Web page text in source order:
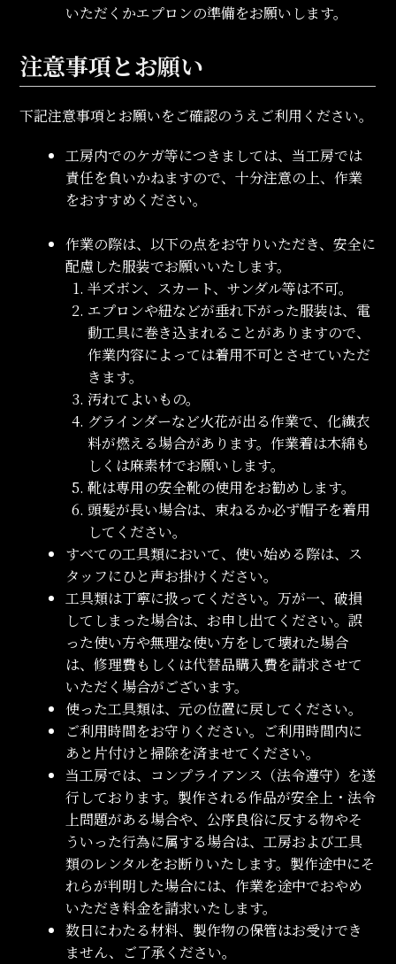
いただくかエプロンの準備をお願いします。
注意事項とお願い
下記注意事項とお願いをご確認のうえご利用ください。
工房内でのケガ等につきましては、当工房では
責任を負いかねますので、十分注意の上、作業
をおすすめください。
作業の際は、以下の点をお守りいただき、安全に
配慮した服装でお願いいたします。
半ズボン、スカート、サンダル等は不可。
エプロンや紐などが垂れ下がった服装は、電
動工具に巻き込まれることがありますので、
作業内容によっては着用不可とさせていただ
きます。
汚れてよいもの。
グラインダーなど火花が出る作業で、化繊衣
料が燃える場合があります。作業着は木綿も
しくは麻素材でお願いします。
靴は専用の安全靴の使用をお勧めします。
頭髪が長い場合は、束ねるか必ず帽子を着用
してください。
すべての工具類において、使い始める際は、ス
タッフにひと声お掛けください。
工具類は丁寧に扱ってください。万が一、破損
してしまった場合は、お申し出てください。誤
った使い方や無理な使い方をして壊れた場合
は、修理費もしくは代替品購入費を請求させて
いただく場合がございます。
使った工具類は、元の位置に戻してください。
ご利用時間をお守りください。ご利用時間内に
あと片付けと掃除を済ませてください。
当工房では、コンプライアンス（法令遵守）を遂
行しております。製作される作品が安全上・法令
上問題がある場合や、公序良俗に反する物やそ
ういった行為に属する場合は、工房および工具
類のレンタルをお断りいたします。製作途中にそ
れらが判明した場合には、作業を途中でおやめ
いただき料金を請求いたします。
数日にわたる材料、製作物の保管はお受けでき
ません、ご了承ください。